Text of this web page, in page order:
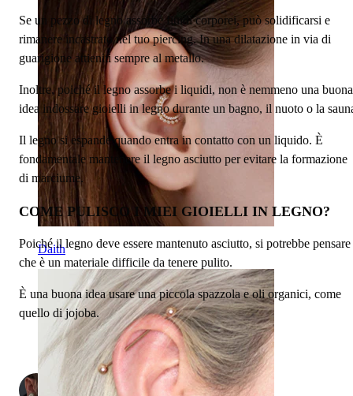
Daith
Se un pezzo di legno assorbe fluidi corporei, può solidificarsi e
rimanere incastrato nel tuo piercing. In una dilatazione in via di
guarigione attieniti sempre al metallo.
Inoltre, poiché il legno assorbe i liquidi, non è nemmeno una buona
idea indossare gioielli in legno durante un bagno, il nuoto o la
Il legno si espande quando entra in contatto con un liquido. È
fondamentale mantenere il legno asciutto per evitare la formazione
di marciume.
COME PULISCO I MIEI GIOIELLI IN LEGNO?
Poiché il legno deve essere mantenuto asciutto, si potrebbe pensare
che è un materiale difficile da tenere pulito.
È una buona idea usare una piccola spazzola e oli organici, come
quello di jojoba.
di